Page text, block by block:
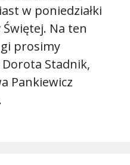
w poniedziałki
Na ten
prosimy
Stadnik,
Pankiewicz